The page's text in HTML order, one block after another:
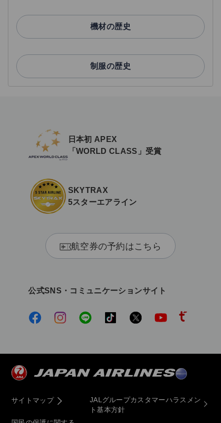
機材の歴史
制服の歴史
日本初 APEX
「WORLD CLASS」受賞
SKYTRAX
5スターエアライン
航空券の予約はこちら
公式SNS・コミュニケーションサイト
サイトマップ
JALグループカスタマーハラスメン
ト基本方針